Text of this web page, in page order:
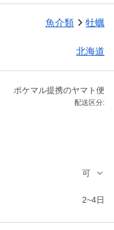
魚介類 牡蠣
北海道
ポケマル提携のヤマト便
配送区分:
可
2~4日